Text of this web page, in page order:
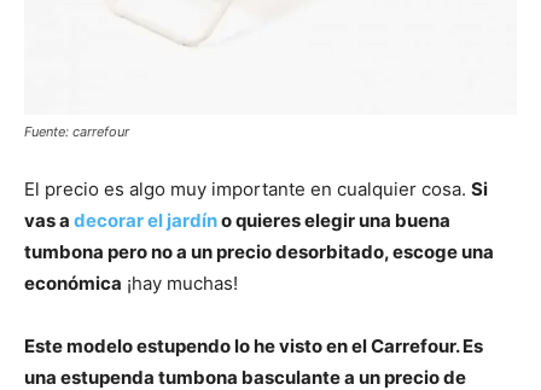
Fuente: carrefour
El precio es algo muy importante en cualquier cosa. Si
vas a decorar el jardíno quieres elegir una buena
tumbona pero no a un precio desorbitado, escoge una
económica ¡hay muchas!
Este modelo estupendo lo he visto en el Carrefour. Es
una estupenda tumbona basculante a un precio de